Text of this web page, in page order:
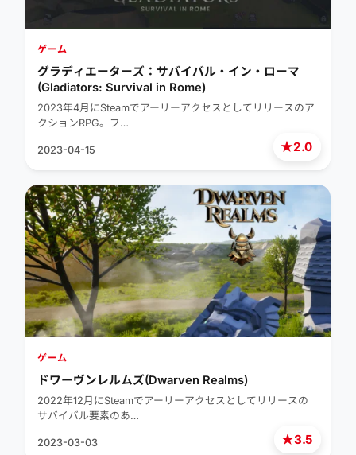
★2.0
ゲーム
グラディエーターズ：サバイバル・イン・ローマ
(Gladiators: Survival in Rome)
2023年4月にSteamでアーリーアクセスとしてリリースのア
クションRPG。フ…
2023-04-15
★3.5
ゲーム
ドワーヴンレルムズ(Dwarven Realms)
2022年12月にSteamでアーリーアクセスとしてリリースの
サバイバル要素のあ…
2023-03-03